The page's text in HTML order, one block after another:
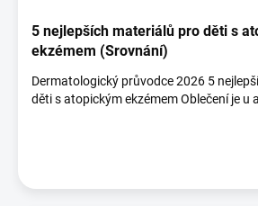
5 nejlepších materiálů pro děti s
ekzémem (Srovnání)
Dermatologický průvodce 2026 5
děti s atopickým ekzémem Oblečení je u